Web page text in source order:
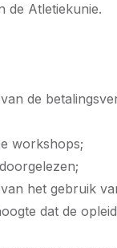
de Atletiekunie.
de
workshops;
doorgelezen;
het gebruik
dat de